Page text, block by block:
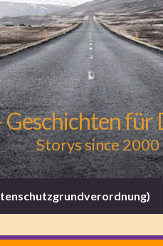
Geschichten für
Storys since 2000